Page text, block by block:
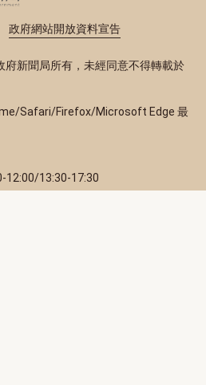
政府網站開放資料宣告
府新聞局所有，未經同意不得轉載於
Safari/Firefox/Microsoft Edge 最
12:00/13:30-17:30